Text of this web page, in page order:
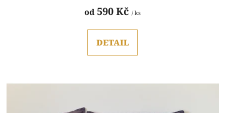
produktu
5,0
z
od590 Kč / ks
DETAIL